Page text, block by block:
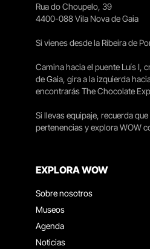
Rua do Choupelo, 39
4400-088 Vila Nova de Gaia
Si vienes desde la Ribeira de
Camina hacia el puente Luís I,
de Gaia, gira a la izquierda
encontrarás The Chocolate
Si llevas equipaje, recuerda
pertenencias y explora WOW
EXPLORA WOW
Sobre nosotros
Museos
Agenda
Noticias